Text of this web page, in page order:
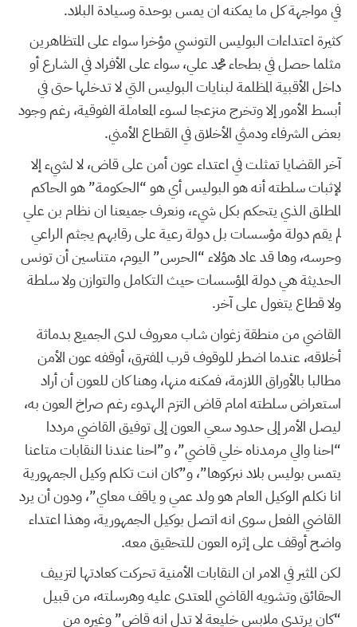
في مواجهة كل ما يمكنه ان يمس بوحدة وسيادة البلاد.
كثيرة اعتداءات البوليس التونسي مؤخرا سواء على المتظاهرين
مثلما حصل في بطحاء محمد علي، سواء على الأفراد في الشارع أو
داخل الأقبية المظلمة لبنايات البوليس التي لا تدخلها حتى في
أبسط الأمور إلا وتخرج منزعجا لسوء المعاملة الفوقية، رغم وجود
بعض الشرفاء ودمثي الأخلاق في القطاع الأمني.
آخر القضايا تمثلت في اعتداء عون أمن على قاض، لا لشيء إلا
لإثبات سلطته أنه هو البوليس أي هو “الحكومة” هو الحاكم
المطلق الذي يتحكم بكل شيء، ونعرف جميعنا ان نظام بن علي
لم يقم دولة مؤسسات بل دولة رعية على رقابهم يجثم الراعي
وحرسه، وها قد عاد هؤلاء “الحرس” اليوم، متناسين أن تونس
الحديثة هي دولة المؤسسات حيث التكامل والتوازن ولا سلطة
ولا قطاع يتغول على آخر.
القاضي من منطقة زغوان شاب معروف لدى الجميع بدماثة
أخلاقه، عندما اضطر للوقوف قرب المفترق، أوقفه عون الأمن
مطالبا بالأوراق اللازمة، فمكنه منها، وهنا كان للعون أن أراد
استعراض سلطته امام قاض التزم الهدوء رغم صراخ العون به،
ليصل الأمر إلى حدود سعي العون إلى توفيق القاضي مرددا
“احنا والي مرمدناه خلي قاضي”، و”احنا عندنا النقابات متاعنا
يتمس بوليس بلاد نبركوها”، و”كان انت تكلم وكيل الجمهورية
انا نكلم الوكيل العام هو ولد عمي و ياقف معاي”، ودون أن يرد
القاضي الفعل سوى انه اتصل بوكيل الجمهورية، وهذا اعتداء
واضح أوقف على إثره العون للتحقيق معه.
لكن المثير في الامر ان النقابات الأمنية تحركت كعادتها لتزييف
الحقائق وتشويه القاضي المعتدى عليه وهرسلته، من قبيل
“كان يرتدي ملابس خليعة لا تدل انه قاض” وغيره من